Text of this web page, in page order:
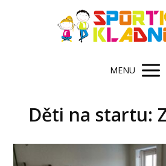
MENU
Děti na startu: